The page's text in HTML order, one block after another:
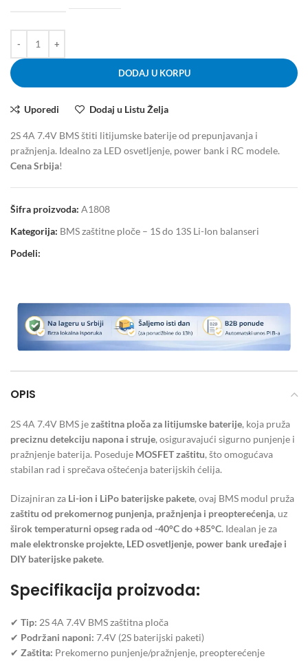
DODAJ U KORPU
Uporedi Dodaj u Listu Želja
2S 4A 7.4V BMS štiti litijumske baterije od prepunjavanja i
pražnjenja. Idealno za LED osvetljenje, power bank i RC modele.
Cena Srbija!
Šifra proizvoda: A1808
Kategorija: BMS zaštitne ploče – 1S do 13S Li-Ion balanseri
Podeli:
OPIS
2S 4A 7.4V BMS jezaštitna ploča za litijumske baterije, koja pruža
preciznu detekciju napona i struje, osiguravajući sigurno punjenje i
pražnjenje baterija. Poseduje MOSFET zaštitu, što omogućava
stabilan rad i sprečava oštećenja baterijskih ćelija.
Dizajniran za Li-ion i LiPo baterijske pakete, ovaj BMS modul pruža
zaštitu od prekomernog punjenja, pražnjenja i preopterećenja, uz
širok temperaturni opseg rada od -40°C do +85°C. Idealan je za
male elektronske projekte, LED osvetljenje, power bank uređaje i
DIY baterijske pakete.
Specifikacija proizvoda:
✔ Tip: 2S 4A 7.4V BMS zaštitna ploča
✔ Podržani naponi: 7.4V (2S baterijski paketi)
✔ Zaštita: Prekomerno punjenje/pražnjenje, preopterećenje